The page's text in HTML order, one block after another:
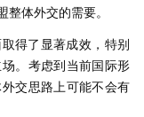
体外交的需要。
得了显著成效，特别
。考虑到当前国际形
交思路上可能不会有